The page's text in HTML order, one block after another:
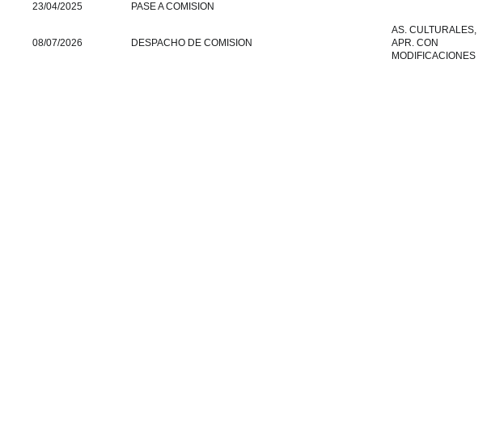
23/04/2025 PASE A COMISION
08/07/2026 DESPACHO DE COMISION
AS. CULTURALES,
APR. CON
MODIFICACIONES